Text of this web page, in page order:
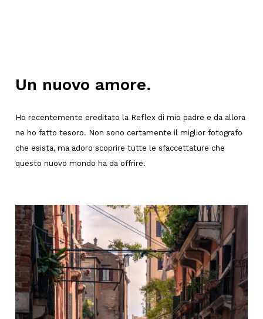
Un nuovo amore.
Ho recentemente ereditato la Reflex di mio padre e da allora
ne ho fatto tesoro. Non sono certamente il miglior fotografo
che esista, ma adoro scoprire tutte le sfaccettature che
questo nuovo mondo ha da offrire.